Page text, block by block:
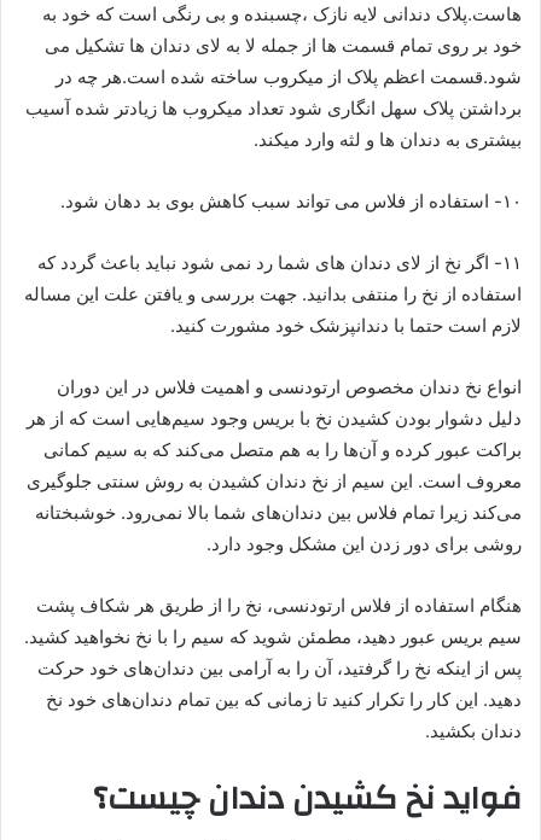
هاست.پلاک دندانی لایه نازک ،چسبنده و بی رنگی است که خود به
خود بر روی تمام قسمت ها از جمله لا به لای دندان ها تشکیل می
شود.قسمت اعظم پلاک از میکروب ساخته شده است.هر چه در
برداشتن پلاک سهل انگاری شود تعداد میکروب ها زیادتر شده آسیب
بیشتری به دندان ها و لثه وارد میکند.
۱۰- استفاده از فلاس می تواند سبب کاهش بوی بد دهان شود.
۱۱- اگر نخ از لای دندان های شما رد نمی شود نباید باعث گردد که
استفاده از نخ را منتفی بدانید. جهت بررسی و یافتن علت این مساله
لازم است حتما با دندانپزشک خود مشورت کنید.
انواع نخ دندان مخصوص ارتودنسی و اهمیت فلاس در این دوران
دلیل دشوار بودن کشیدن نخ با بریس وجود سیم‌هایی است که از هر
براکت عبور کرده و آن‌ها را به هم متصل می‌کند که به سیم کمانی
معروف است. این سیم از نخ دندان کشیدن به روش سنتی جلوگیری
می‌کند زیرا تمام فلاس بین دندان‌های شما بالا نمی‌رود. خوشبختانه
روشی برای دور زدن این مشکل وجود دارد.
هنگام استفاده از فلاس ارتودنسی، نخ را از طریق هر شکاف پشت
سیم بریس عبور دهید، مطمئن شوید که سیم را با نخ نخواهید کشید.
پس از اینکه نخ را گرفتید، آن را به آرامی بین دندان‌های خود حرکت
دهید. این کار را تکرار کنید تا زمانی که بین تمام دندان‌های خود نخ
دندان بکشید.
فواید نخ کشیدن دندان چیست؟